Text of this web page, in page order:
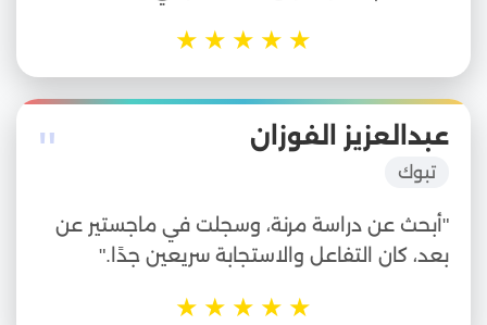
★
★
★
★
★
" عبدالعزيز الفوزان
تبوك
"أبحث عن دراسة مرنة، وسجلت في ماجستير عن
بعد، كان التفاعل والاستجابة سريعين جدًا."
★
★
★
★
★